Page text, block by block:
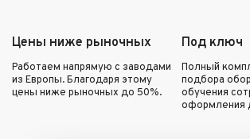
Цены ниже рыночных
Работаем напрямую с заводами
из Европы. Благодаря этому
цены ниже рыночных до 50%.
Под ключ
Полный
подбора
обучения
оформления